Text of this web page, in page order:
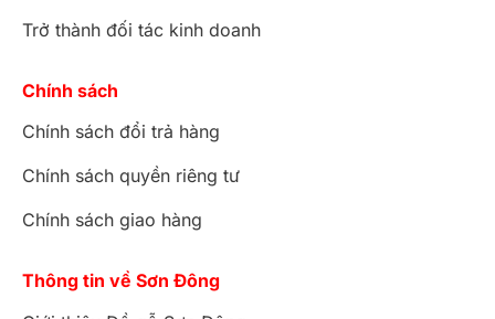
Trở thành đối tác kinh doanh
Chính sách
Chính sách đổi trả hàng
Chính sách quyền riêng tư
Chính sách giao hàng
Thông tin về Sơn Đông